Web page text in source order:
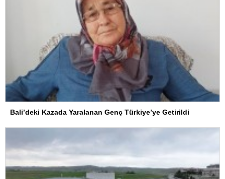
Bali’deki Kazada Yaralanan Genç Türkiye’ye Getirildi